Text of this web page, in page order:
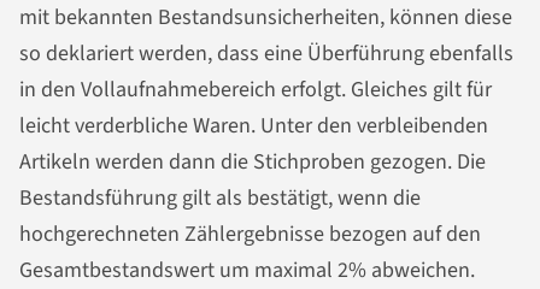
mit bekannten Bestandsunsicherheiten, können diese
so deklariert werden, dass eine Überführung ebenfalls
in den Vollaufnahmebereich erfolgt. Gleiches gilt für
leicht verderbliche Waren. Unter den verbleibenden
Artikeln werden dann die Stichproben gezogen. Die
Bestandsführung gilt als bestätigt, wenn die
hochgerechneten Zählergebnisse bezogen auf den
Gesamtbestandswert um maximal 2% abweichen.